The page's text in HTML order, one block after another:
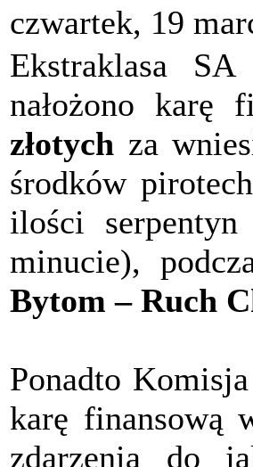
czwartek, 19
Ekstraklasa
nałożono karę
złotych za
środków
ilości
minucie),
Bytom – Ruch
Ponadto
karę finansową
zdarzenia do